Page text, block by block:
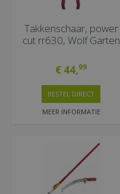
Takkenschaar, power
cut rr630, Wolf Garten
€ 44,99
MEER INFORMATIE
BESTEL DIRECT